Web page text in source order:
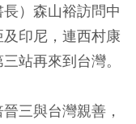
）森山裕訪問中
印尼，連西村康
站再來到台灣。
三與台灣親善，